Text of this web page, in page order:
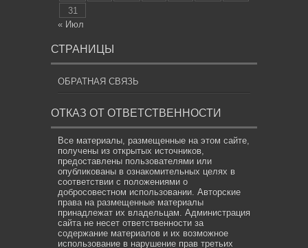
31
« Июл
СТРАНИЦЫ
ОБРАТНАЯ СВЯЗЬ
ОТКАЗ ОТ ОТВЕТСТВЕННОСТИ
Все материалы, размещенные на этом сайте,
получены из открытых источников,
предоставлены пользователями или
опубликованы в ознакомительных целях в
соответствии с положениями о
добросовестном использовании. Авторские
права на размещенные материалы
принадлежат их владельцам. Администрация
сайта не несет ответственности за
содержание материалов и их возможное
использование в нарушение прав третьих